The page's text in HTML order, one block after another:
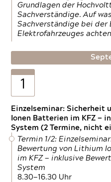
Grundlagen der
Sachverständige. Auf
Sachverständige bei der
Elektrofahrzeuges
1
Einzelseminar: Sicherheit
Ionen Batterien im KFZ —
System (2 Termine, nicht
Termin 1/2:
Bewertung von Lithium
im KFZ — inklusive
System
8.30—16.30 Uhr